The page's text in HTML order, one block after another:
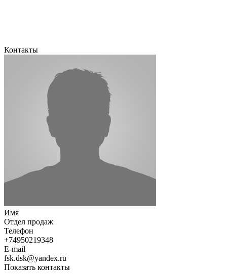
Контакты
Имя
Отдел продаж
Телефон
+74950219348
E-mail
fsk.dsk@yandex.ru
Показать контакты